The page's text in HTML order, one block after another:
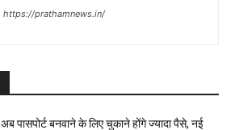
https://prathamnews.in/
अब पासपोर्ट बनवाने के लिए चुकाने होंगे ज्यादा पैसे, नई